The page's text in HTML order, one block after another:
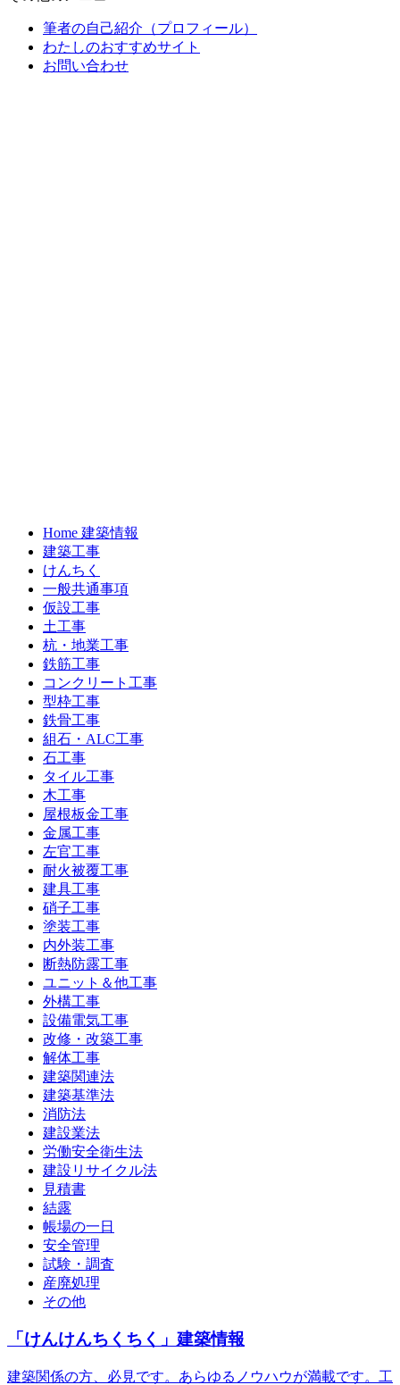
筆者の自己紹介（プロフィール）
わたしのおすすめサイト
お問い合わせ
Home 建築情報
建築工事
けんちく
一般共通事項
仮設工事
土工事
杭・地業工事
鉄筋工事
コンクリート工事
型枠工事
鉄骨工事
組石・ALC工事
石工事
タイル工事
木工事
屋根板金工事
金属工事
左官工事
耐火被覆工事
建具工事
硝子工事
塗装工事
内外装工事
断熱防露工事
ユニット＆他工事
外構工事
設備電気工事
改修・改築工事
解体工事
建築関連法
建築基準法
消防法
建設業法
労働安全衛生法
建設リサイクル法
見積書
結露
帳場の一日
安全管理
試験・調査
産廃処理
その他
「けんけんちくちく」建築情報
建築関係の方、必見です。あらゆるノウハウが満載です。工